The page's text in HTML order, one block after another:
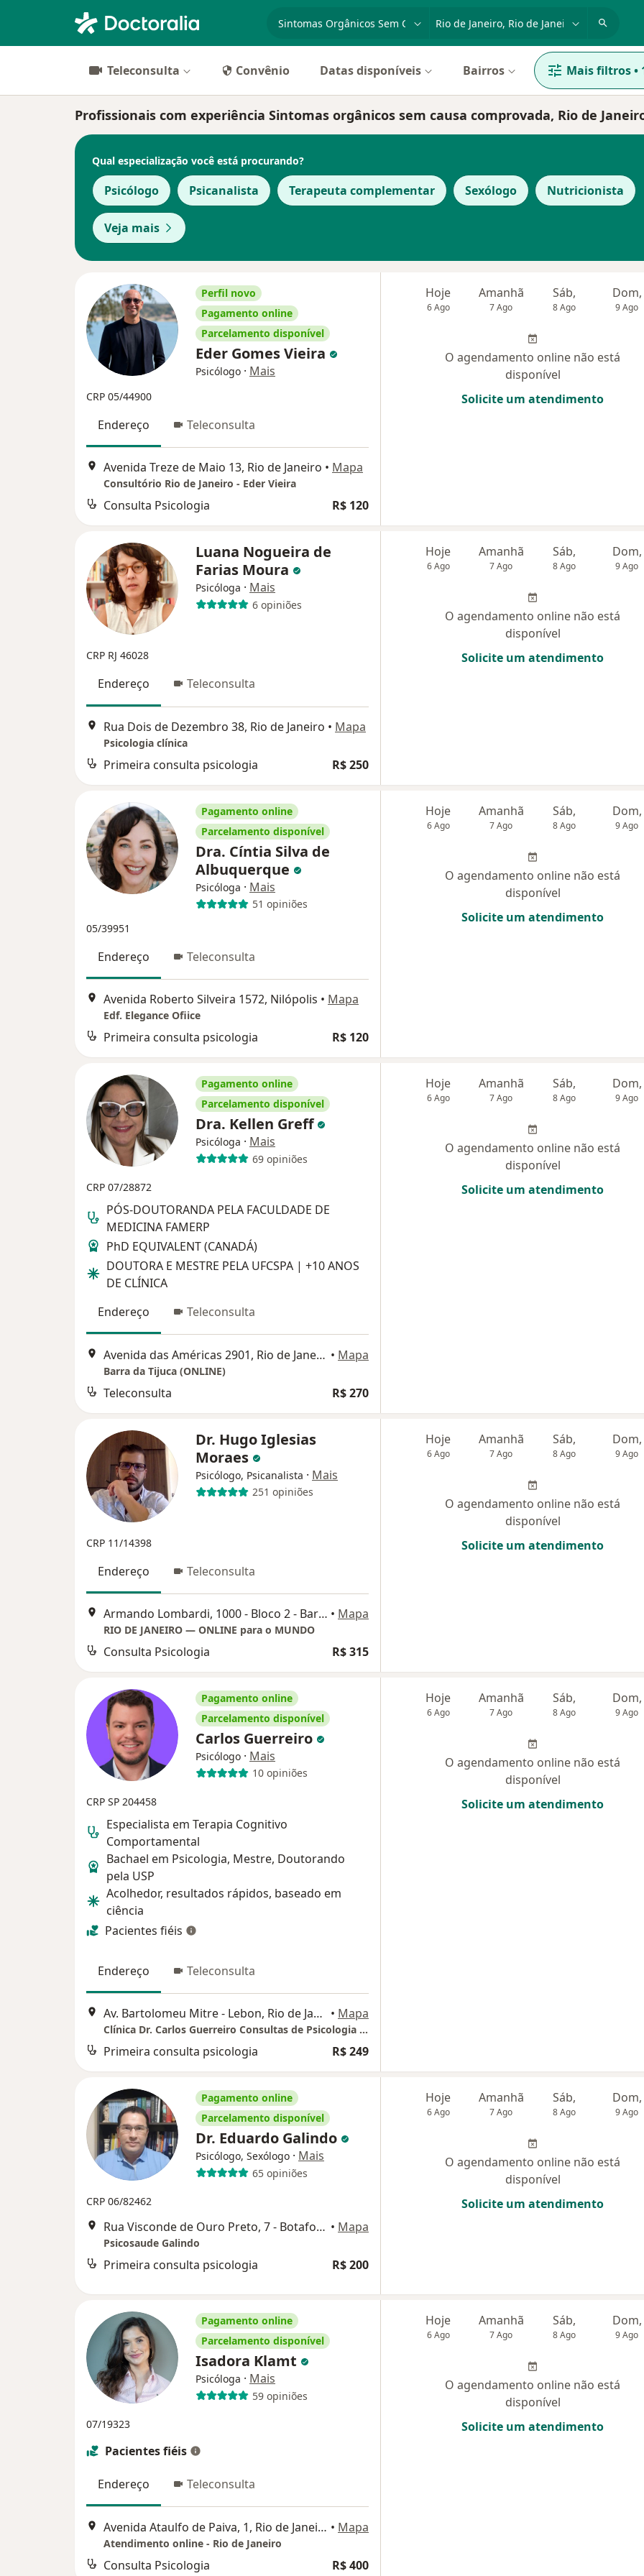
especialidade, doença ou nome
Teleconsulta Convênio Datas disponíveis Bairros Mais filtros•
Profissionais com experiência Sintomas orgânicos sem causa comprovada, Rio de
Qual especialização você está procurando?
Psicólogo Psicanalista Terapeuta complementar Sexólogo Nutricionista
Veja mais
Perfil novo
Pagamento online
Parcelamento disponível
Eder Gomes Vieira
Psicólogo · Mais
CRP 05/44900
Endereço Teleconsulta
Avenida Treze de Maio 13, Rio de Janeiro • Mapa
Consultório Rio de Janeiro - Eder Vieira
Consulta Psicologia R$ 120
Hoje
6 Ago
Amanhã
7 Ago
Sáb,
8 Ago
Dom,
9 Ago
O agendamento online não está
disponível
Solicite um atendimento
Luana Nogueira de
Farias Moura
Psicóloga · Mais
6 opiniões
CRP RJ 46028
Endereço Teleconsulta
Rua Dois de Dezembro 38, Rio de Janeiro • Mapa
Psicologia clínica
Primeira consulta psicologia R$ 250
Hoje
6 Ago
Amanhã
7 Ago
Sáb,
8 Ago
Dom,
9 Ago
O agendamento online não está
disponível
Solicite um atendimento
Pagamento online
Parcelamento disponível
Dra. Cíntia Silva de
Albuquerque
Psicóloga · Mais
51 opiniões
05/39951
Endereço Teleconsulta
Avenida Roberto Silveira 1572, Nilópolis • Mapa
Edf. Elegance Ofiice
Primeira consulta psicologia R$ 120
Hoje
6 Ago
Amanhã
7 Ago
Sáb,
8 Ago
Dom,
9 Ago
O agendamento online não está
disponível
Solicite um atendimento
Pagamento online
Parcelamento disponível
Dra. Kellen Greff
Psicóloga · Mais
69 opiniões
CRP 07/28872
PÓS-DOUTORANDA PELA FACULDADE DE
MEDICINA FAMERP
PhD EQUIVALENT (CANADÁ)
DOUTORA E MESTRE PELA UFCSPA | +10 ANOS
DE CLÍNICA
Endereço
Teleconsulta
Avenida das Américas 2901, Rio de Janeiro • Mapa
Barra da Tijuca (ONLINE)
Teleconsulta R$ 270
Hoje
6 Ago
Amanhã
7 Ago
Sáb,
8 Ago
Dom,
9 Ago
O agendamento online não está
disponível
Solicite um atendimento
Dr. Hugo Iglesias
Moraes
Psicólogo, Psicanalista · Mais
251 opiniões
CRP 11/14398
Endereço Teleconsulta
Armando Lombardi, 1000 - Bloco 2 - Barra da Tijuca, Rio de Janeiro - RJ, 22640-000, Rio de Janeiro • Mapa
RIO DE JANEIRO — ONLINE para o MUNDO
Consulta Psicologia R$ 315
Hoje
6 Ago
Amanhã
7 Ago
Sáb,
8 Ago
Dom,
9 Ago
O agendamento online não está
disponível
Solicite um atendimento
Pagamento online
Parcelamento disponível
Carlos Guerreiro
Psicólogo · Mais
10 opiniões
CRP SP 204458
Especialista em Terapia Cognitivo
Comportamental
Bachael em Psicologia, Mestre, Doutorando
pela USP
Acolhedor, resultados rápidos, baseado em
ciência
Pacientes fiéis
Endereço Teleconsulta
Av. Bartolomeu Mitre - Lebon, Rio de Janeiro - RJ, Brasil, Rio de Janeiro • Mapa
Clínica Dr. Carlos Guerreiro Consultas de Psicologia Online
Primeira consulta psicologia R$ 249
Hoje
6 Ago
Amanhã
7 Ago
Sáb,
8 Ago
Dom,
9 Ago
O agendamento online não está
disponível
Solicite um atendimento
Pagamento online
Parcelamento disponível
Dr. Eduardo Galindo
Psicólogo, Sexólogo · Mais
65 opiniões
CRP 06/82462
Rua Visconde de Ouro Preto, 7 - Botafogo, Rio de Janeiro, Rio de Janeiro • Mapa
Psicosaude Galindo
Primeira consulta psicologia R$ 200
Hoje
6 Ago
Amanhã
7 Ago
Sáb,
8 Ago
Dom,
9 Ago
O agendamento online não está
disponível
Solicite um atendimento
Pagamento online
Parcelamento disponível
Isadora Klamt
Psicóloga · Mais
59 opiniões
07/19323
Pacientes fiéis
Endereço Teleconsulta
Avenida Ataulfo de Paiva, 1, Rio de Janeiro • Mapa
Atendimento online - Rio de Janeiro
Consulta Psicologia R$ 400
Hoje
6 Ago
Amanhã
7 Ago
Sáb,
8 Ago
Dom,
9 Ago
O agendamento online não está
disponível
Solicite um atendimento